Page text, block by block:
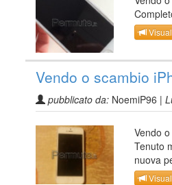
Vendo o scambio
pubblicato da: NoemiP96 |
Vendo
Tenuto
nuova